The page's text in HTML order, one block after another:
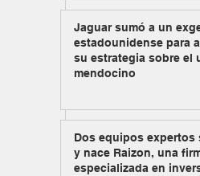
Jaguar sumó a un
estadounidense para
su estrategia sobre el
mendocino
Dos equipos expertos
y nace Raizon, una
especializada en